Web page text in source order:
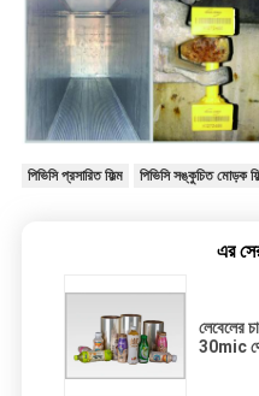
পিভিসি প্রসারিত ফিল্ম পিভিসি সঙ্কুচিত মোড়ক
এর
লেবেলের
30mic